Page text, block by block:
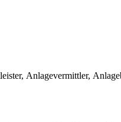
Anlagevermittler,